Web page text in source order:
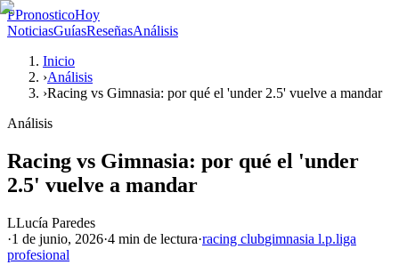
PPronosticoHoy
NoticiasGuíasReseñasAnálisis
Inicio
›Análisis
›Racing vs Gimnasia: por qué el 'under 2.5' vuelve a mandar
Análisis
Racing vs Gimnasia: por qué el 'under
2.5' vuelve a mandar
LLucía Paredes
·1 de junio, 2026·4 min de lectura·racing clubgimnasia l.p.liga
profesional